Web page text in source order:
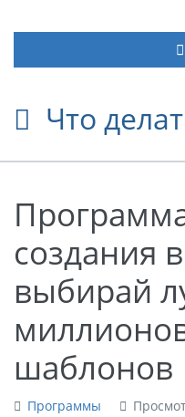
Что
создания
выбирай
шаблонов
Программы